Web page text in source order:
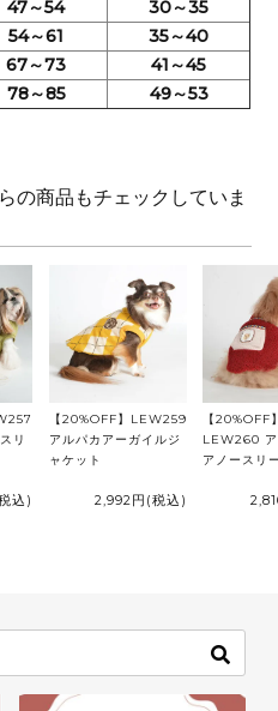
47～54
30～35
54～61
35～40
67～73
41～45
78～85 49～53
の商品もチェックしていま
リ
込)
【20%OFF】LEW259
アルパカアーガイルジ
ャケット
2,992円 (税込)
【20%OFF
LEW260
アノースリ